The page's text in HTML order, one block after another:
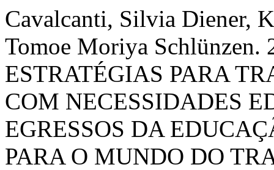
Cavalcanti, Silvia Diener,
Tomoe Moriya Schlünzen.
ESTRATÉGIAS PARA
COM NECESSIDADES
EGRESSOS DA
PARA O MUNDO DO